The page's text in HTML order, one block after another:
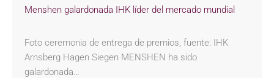
Menshen galardonada IHK líder del mercado mundial
Foto ceremonia de entrega de premios, fuente: IHK
Arnsberg Hagen Siegen MENSHEN ha sido
galardonada…